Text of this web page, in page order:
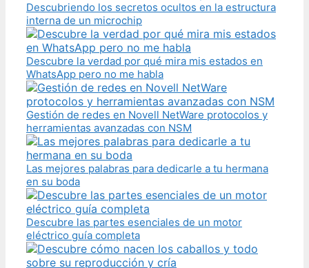
Descubriendo los secretos ocultos en la estructura
interna de un microchip
Descubre la verdad por qué mira mis estados en
WhatsApp pero no me habla
Gestión de redes en Novell NetWare protocolos y
herramientas avanzadas con NSM
Las mejores palabras para dedicarle a tu hermana
en su boda
Descubre las partes esenciales de un motor
eléctrico guía completa